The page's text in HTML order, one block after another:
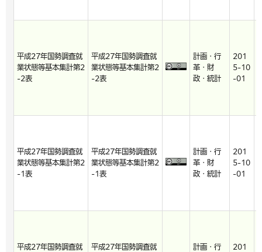
平成27年国勢調査就
業状態等基本集計第2
-2表
平成27年国勢調査就
業状態等基本集計第2
-2表
計画・行
革・財
政・統計
201
5-10
-01
平成27年国勢調査就
業状態等基本集計第2
-1表
平成27年国勢調査就
業状態等基本集計第2
-1表
計画・行
革・財
政・統計
201
5-10
-01
平成27年国勢調査就
平成27年国勢調査就
計画・行
201